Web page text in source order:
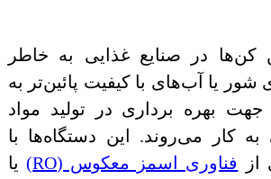
کن‌ها در صنایع غذایی به خاطر
شور یا آب‌های با کیفیت پائین‌تر به
بهره برداری در تولید مواد
به کار می‌روند. این دستگاه‌ها با
از
فناوری اسمز معکوس (RO)
یا